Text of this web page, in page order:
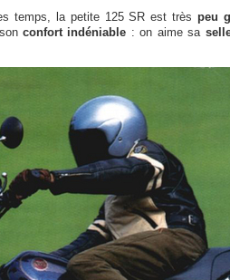
temps, la petite 125 SR est trèspeu
sonconfort indéniable : on aime sa